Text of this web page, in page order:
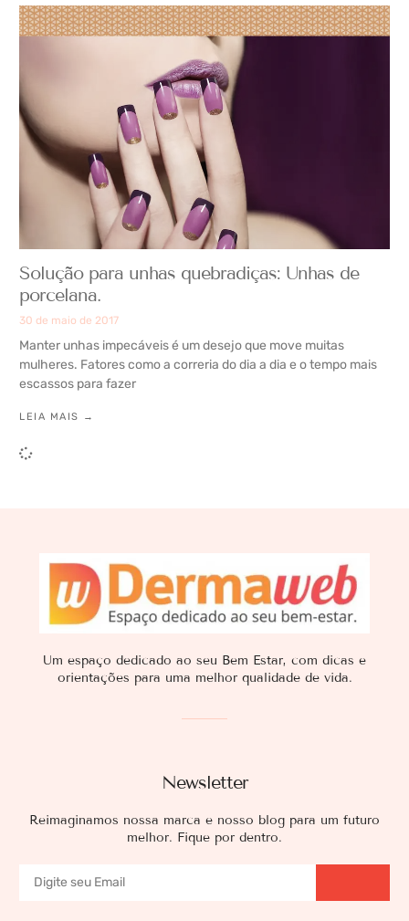
Solução para unhas quebradiças: Unhas de
porcelana.
30 de maio de 2017
Manter unhas impecáveis é um desejo que move muitas
mulheres. Fatores como a correria do dia a dia e o tempo mais
escassos para fazer
LEIA MAIS →
Newsletter
Reimaginamos nossa marca e nosso blog para um futuro
melhor. Fique por dentro.
Um espaço dedicado ao seu Bem Estar, com dicas e
orientações para uma melhor qualidade de vida.